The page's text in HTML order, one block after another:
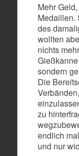
Mehr
Medaillen.
des
wollten
nichts
sondern
Die
zu
endlich
und nur